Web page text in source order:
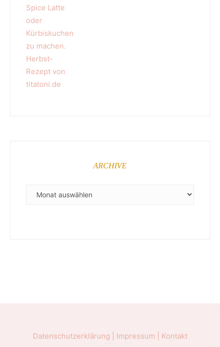
ARCHIVE
ARCHIVE
Datenschutzerklärung | Impressum | Kontakt